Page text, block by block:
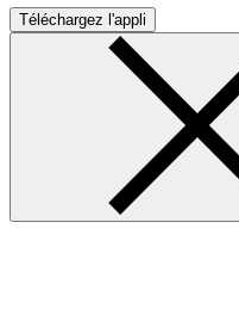
Téléchargez l'appli